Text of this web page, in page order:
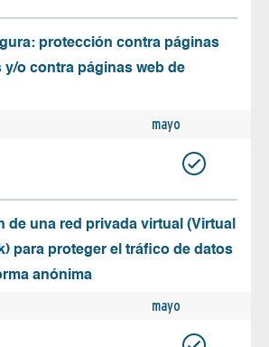
protección contra páginas
y/o contra páginas web de
mayo
de una red privada virtual (Virtual
para proteger el tráfico de datos
anónima
mayo